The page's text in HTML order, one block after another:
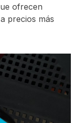
ofrecen
precios más